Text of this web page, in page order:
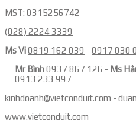
MST: 0315256742
(028) 2224 3339
Ms Vi0819 162 039 - 0917 030
Mr Bình0937 867 126 - Ms
0913 233 997
kinhdoanh@vietconduit.com -
www.vietconduit.com